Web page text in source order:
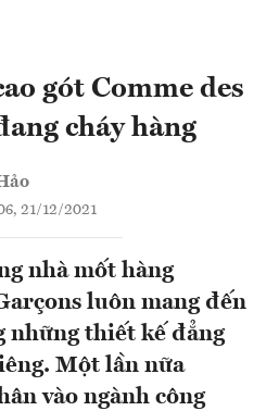
gót Comme des
cháy hàng
21/12/2021
nhà mốt hàng
luôn mang đến
những thiết kế đẳng
Một lần nữa
vào ngành công